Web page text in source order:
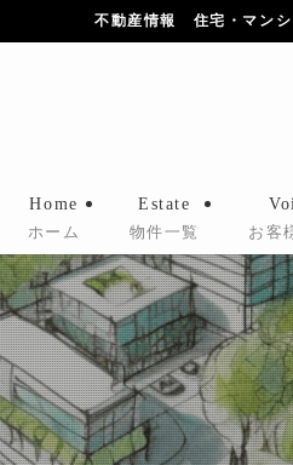
不動産情報 住宅・マンシ
Home
ホーム
Estate
物件一覧
お客